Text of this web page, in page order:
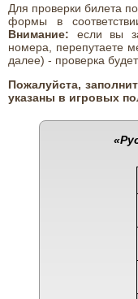
Для проверки билета
формы в
Внимание: если вы
номера, перепутаете
далее) - проверка
Пожалуйста,
указаны в игровых